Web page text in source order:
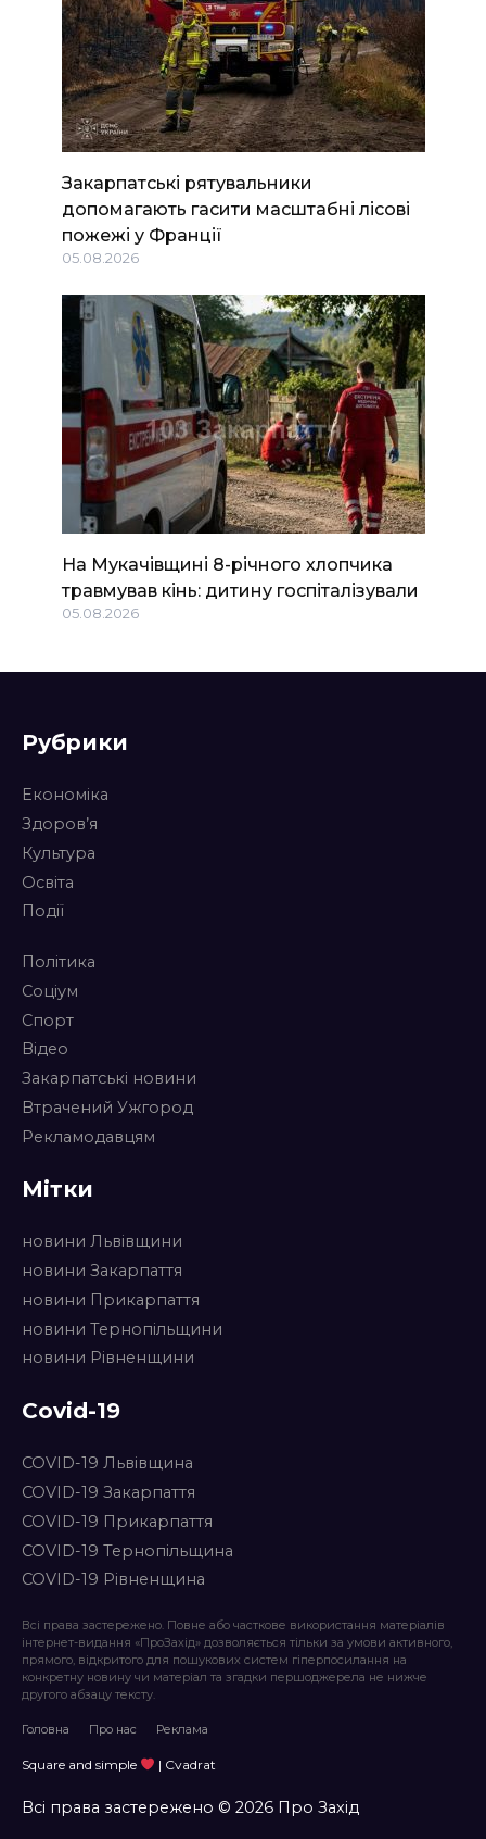
Закарпатські рятувальники
допомагають гасити масштабні лісові
пожежі у Франції
05.08.2026
На Мукачівщині 8-річного хлопчика
травмував кінь: дитину госпіталізували
05.08.2026
Рубрики
Економіка
Здоров’я
Культура
Освіта
Події
Політика
Соціум
Спорт
Відео
Закарпатські новини
Втрачений Ужгород
Рекламодавцям
Мітки
новини Львівщини
новини Закарпаття
новини Прикарпаття
новини Тернопільщини
новини Рівненщини
Covid-19
COVID-19 Львівщина
COVID-19 Закарпаття
COVID-19 Прикарпаття
COVID-19 Тернопільщина
COVID-19 Рівненщина
Всі права застережено. Повне або часткове використання матеріалів
інтернет-видання «ПроЗахід» дозволяється тільки за умови активного,
прямого, відкритого для пошукових систем гіперпосилання на
конкретну новину чи матеріал та згадки першоджерела не нижче
другого абзацу тексту.
Головна Про нас Реклама
Square and simple | Cvadrat
Всі права застережено © 2026 Про Захід